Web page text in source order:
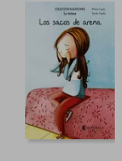
55%
dcto.
S/ 147,54
S/ 66,39